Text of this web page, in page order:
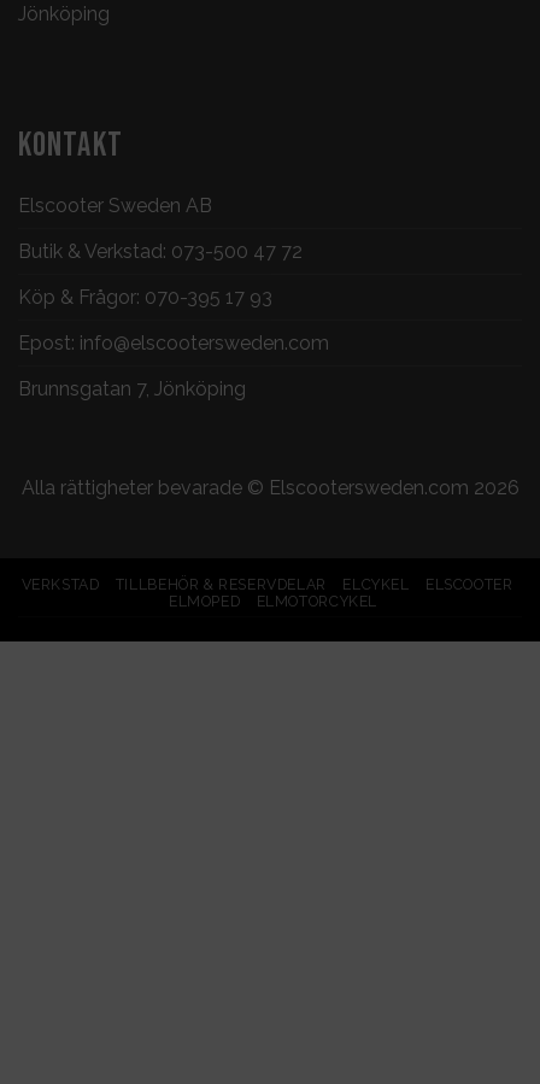
Jönköping
KONTAKT
Elscooter Sweden AB
Butik & Verkstad: 073-500 47 72
Köp & Frågor: 070-395 17 93
Epost: info@elscootersweden.com
Brunnsgatan 7, Jönköping
Alla rättigheter bevarade © Elscootersweden.com 2026
VERKSTAD TILLBEHÖR & RESERVDELAR ELCYKEL
ELSCOOTER
ELMOPED
ELMOTORCYKEL